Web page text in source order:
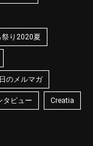
祭り2020夏
のメルマガ
タビュー Creatia